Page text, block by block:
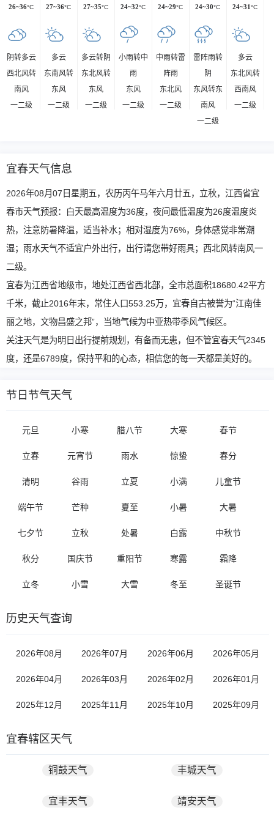
26~36°C
阴转多云
西北风转
南风
一二级
27~36°C
多云
东南风转
东风
一二级
27~35°C
多云转阴
东北风转
东风
一二级
24~32°C
小雨转中
雨
东风
一二级
24~29°C
中雨转雷
阵雨
东北风
一二级
24~30°C
雷阵雨转
阴
东风转东
南风
一二级
24~31°C
多云
东北风转
西南风
一二级
宜春天气信息
2026年08月07日星期五，农历丙午马年六月廿五，立秋，江西省宜
春市天气预报：白天最高温度为36度，夜间最低温度为26度温度炎
热，注意防暑降温，适当补水；相对湿度为76%，身体感觉非常潮
湿；雨水天气不适宜户外出行，出行请您带好雨具；西北风转南风一
二级。
宜春为江西省地级市，地处江西省西北部，全市总面积18680.42平方
千米，截止2016年末，常住人口553.25万，宜春自古被誉为“江南佳
丽之地，文物昌盛之邦”，当地气候为中亚热带季风气候区。
关注天气是为明日出行提前规划，有备而无患，但不管宜春天气2345
度，还是6789度，保持平和的心态，相信您的每一天都是美好的。
节日节气天气
元旦 小寒 腊八节 大寒 春节
立春 元宵节 雨水 惊蛰 春分
清明 谷雨 立夏 小满 儿童节
端午节 芒种 夏至 小暑 大暑
七夕节 立秋 处暑 白露 中秋节
秋分 国庆节 重阳节 寒露 霜降
立冬 小雪 大雪 冬至 圣诞节
历史天气查询
2026年08月 2026年07月 2026年06月 2026年05月
2026年04月 2026年03月 2026年02月 2026年01月
2025年12月 2025年11月 2025年10月 2025年09月
宜春辖区天气
铜鼓天气 丰城天气
宜丰天气 靖安天气